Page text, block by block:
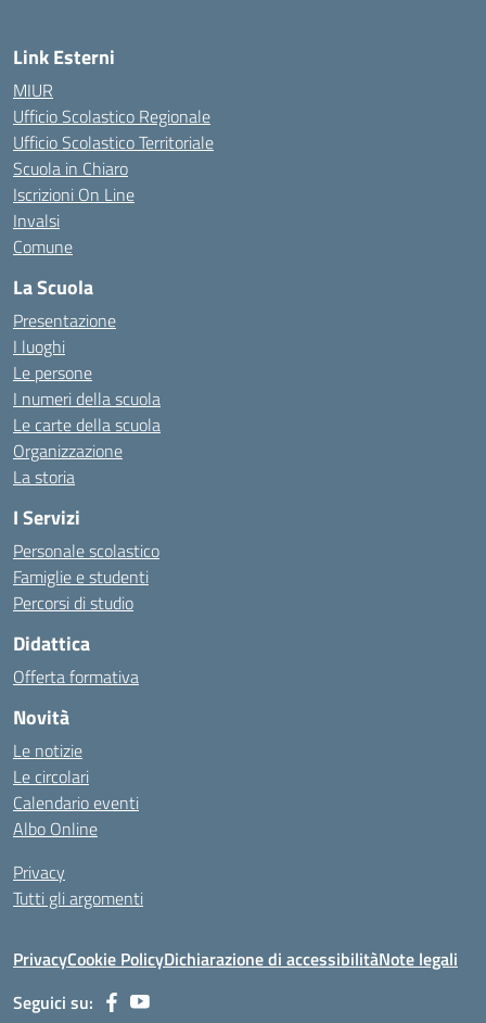
Link Esterni
MIUR
Ufficio Scolastico Regionale
Ufficio Scolastico Territoriale
Scuola in Chiaro
Iscrizioni On Line
Invalsi
Comune
La Scuola
Presentazione
I luoghi
Le persone
I numeri della scuola
Le carte della scuola
Organizzazione
La storia
I Servizi
Personale scolastico
Famiglie e studenti
Percorsi di studio
Didattica
Offerta formativa
Novità
Le notizie
Le circolari
Calendario eventi
Albo Online
Privacy
Tutti gli argomenti
PrivacyCookie PolicyDichiarazione di accessibilitàNote legali
Seguici su: